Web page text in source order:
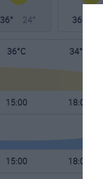
36° 24° 36°
36°C 34°C
15:00 18:00
15:00 18:00